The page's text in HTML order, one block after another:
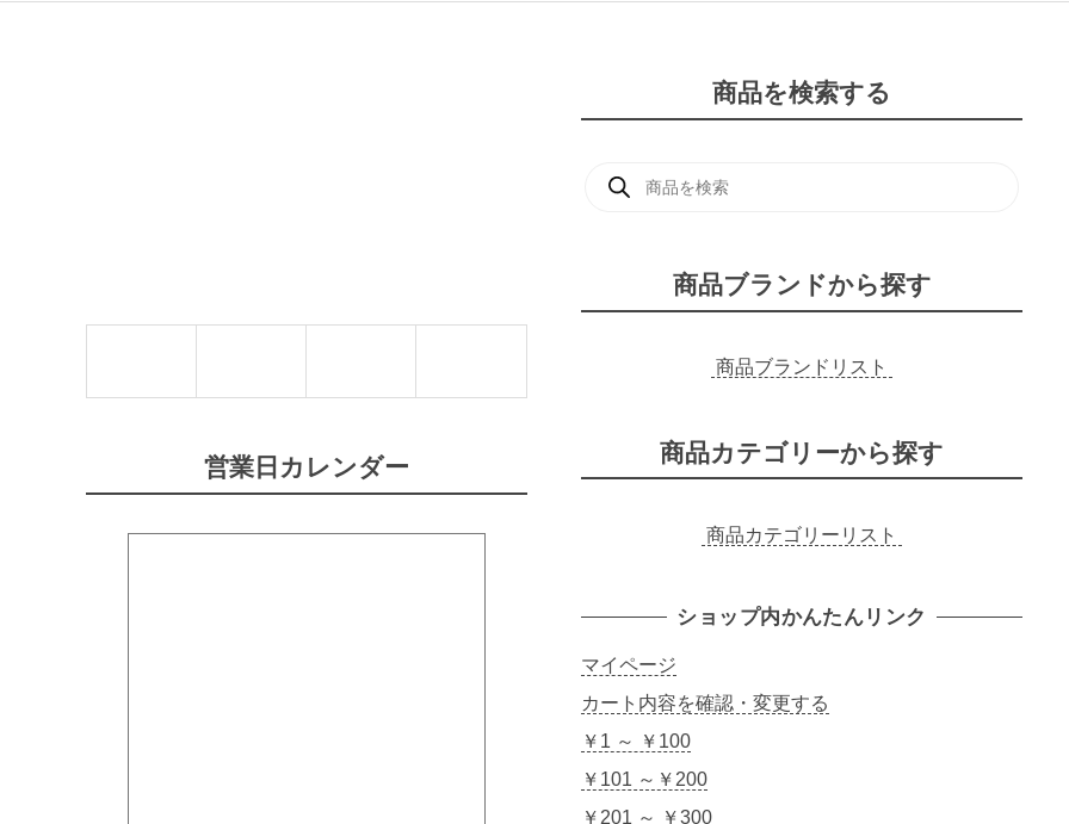
営業日カレンダー
商品を検索する
商品ブランドから探す
商品ブランドリスト
商品カテゴリーから探す
商品カテゴリーリスト
ショップ内かんたんリンク
マイページ
カート内容を確認・変更する
￥1 ～ ￥100
￥101 ～￥200
￥201 ～ ￥300